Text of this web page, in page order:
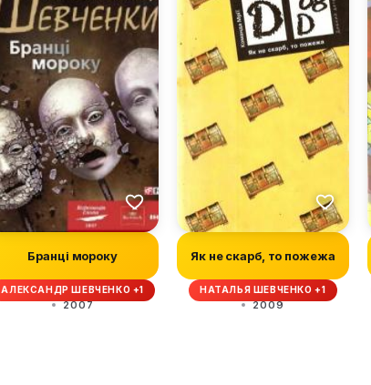
Бранці мороку
АЛЕКСАНДР ШЕВЧЕНКО +1
2007
Як не скарб, то пожежа
НАТАЛЬЯ ШЕВЧЕНКО +1
2009